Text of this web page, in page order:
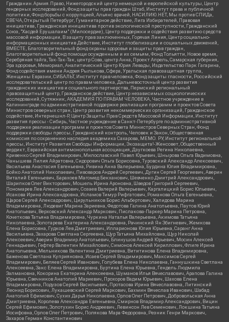
Гражданин.Армия.Право, Нижегородский центр немецкой и европейской культуры, Центр
гендерных исследований, Фонд защиты прав граждан Штаб, Институт права и публичной
политики, Фонд борьбы с коррупцией, Альянс врачей, НАСИЛИЮ.НЕТ, Мы против СПИДа,
СВЕЧА, Открытый Петербург, Гуманитарное действие, Лига Избирателей, Правовая
инициатива, Гражданская инициатива против экологической преступности, Гражданский
Союз, "Хасдей Ерушалаим" (Милосердие), Центр поддержки и содействия развитию средств
массовой информации, В защиту прав заключенных, Горячая Линия, Центр социально-
информационных инициатив Действие, Институт глобализации и социальных движений,
ВМЕСТЕ, Благотворительный фонд охраны здоровья и защиты прав граждан,
Благотворительный фонд помощи осужденным и их семьям, Фонд Тольятти, Новое время,
Серебряная тайга, Так-Так-Так, центр Сова, центр Анна, Проект Апрель, Самарская губерния,
Эра здоровья, Мемориал, Аналитический Центр Юрия Левады, Издательство Парк Гагарина,
Фонд содействия имени Андрея Рылькова, Сфера, Уральская правозащитная группа,
Женщины Евразии, СИБАЛЬТ, Институт прав человека, Фонд защиты гласности, Российский
исследовательский центр по правам человека, Дальневосточный центр развития
гражданских инициатив и социального партнерства, Пермский региональный
правозащитный центр, Гражданское действие, Центр независимых социологических
исследований, Сутяжник, АКАДЕМИЯ ПО ПРАВАМ ЧЕЛОВЕКА, Частное учреждение в
Калининграде по административной поддержке реализации программ и проектов Совета
Министров северных стран, Центр развития некоммерческих организаций, Гражданское
содействие, Интернешнл-Р, Центр Защиты Прав Средств Массовой Информации, Институт
развития прессы - Сибирь, Частное учреждение в Санкт-Петербурге по административной
поддержке реализации программ и проектов Совета Министров Северных Стран, Фонд
поддержки свободы прессы, Гражданский контроль, Человек и Закон, Общественная
комиссия по сохранению наследия академика Сахарова, МЕМО. РУ, Институт региональной
прессы, Институт Развития Свободы Информации, Экозащита!-Женсовет, Общественный
вердикт, Евразийская антимонопольная ассоциация, Дзугкоева Регина Николаевна,
Кривенко Сергей Владимирович, Милославский Павел Юрьевич, Шнырова Ольга Вадимовна,
Чанышева Лилия Айратовна, Сидорович Ольга Борисовна, Туровский Александр Алексеевич,
Васильева Анастасия Евгеньевна, Ривина Анна Валерьевна, Бурдина Юлия Владимировна,
Бойко Анатолий Николаевич, Пивоваров Андрей Сергеевич, Дугин Сергей Георгиевич, Аверин
Виталий Евгеньевич, Барахоев Магомед Бекханович, Шевченко Дмитрий Александрович,
Шарипков Олег Викторович, Мошель Ирина Ароновна, Шведов Григорий Сергеевич,
Пономарев Лев Александрович, Созаев Валерий Валерьевич, Каргалицкий Борис Юльевич,
Исакова Ирина Александровна, Исламов Тимур Рифгатович, Романова Ольга Евгеньевна,
Щаров Сергей Алексадрович, Цирульников Борис Альбертович, Халидова Марина
Владимировна, Людевиг Марина Зариевна, Федотова Галина Анатольевна, Паутов Юрий
Анатольевич, Верховский Александр Маркович, Пислакова-Паркер Марина Петровна,
Кочеткова Татьяна Владимировна, Чуркина Наталья Валерьевна, Акимова Татьяна
Николаевна, Золотарева Екатерина Александровна, Рачинский Ян Збигневич, Жемкова
Елена Борисовна, Гудков Лев Дмитриевич, Илларионова Юлия Юрьевна, Саранг Анна
Васильевна, Захарова Светлана Сергеевна, Щур Татьяна Михайловна, Щур Николай
Алексеевич, Аверин Владимир Анатольевич, Блинушов Андрей Юрьевич, Мосин Алексей
Геннадьевич, Гефтер Валентин Михайлович, Симонов Алексей Кириллович, Флиге Ирина
Анатольевна, Мельникова Валентина Дмитриевна, Вититинова Елена Владимировна,
Баженова Светлана Куприяновна, Исаев Сергей Владимирович, Максимов Сергей
Владимирович, Беляев Сергей Иванович, Голубева Елена Николаевна, Ганнушкина Светлана
Алексеевна, Закс Елена Владимировна, Буртина Елена Юрьевна, Гендель Людмила
Залмановна, Кокорина Екатерина Алексеевна, Шуманов Илья Вячеславович, Арапова Галина
Юрьевна, Свечников Анатолий Мариевич, Прохоров Вадим Юрьевич, Шахова Елена
Владимировна, Подузов Сергей Васильевич, Протасова Ирина Вячеславовна, Литинский
Леонид Борисович, Лукашевский Сергей Маркович, Бахмин Вячеслав Иванович, Шабад
Анатолий Ефимович, Сухих Дарья Николаевна, Орлов Олег Петрович, Добровольская Анна
Дмитриевна, Королева Александра Евгеньевна, Смирнов Владимир Александрович, Вицин
Сергей Ефимович, Золотухин Борис Андреевич, Левинсон Лев Семенович, Локшина Татьяна
Иосифовна, Орлов Олег Петрович, Полякова Мара Федоровна, Резник Генри Маркович,
Захаров Герман Константинович